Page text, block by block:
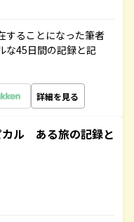
することになった筆者
な45日間の記録と記
詳細を見る
カル ある旅の記録と